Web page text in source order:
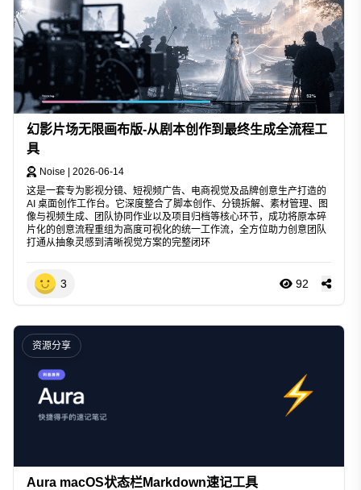
幻影片场无限画布版-从剧本创作到最终生成全流程工
具
Noise
2026-06-14
这是一套专为影视分镜、短视频广告、电商视觉及品牌创意生产打造的
AI 桌面创作工作台。它深度整合了脚本创作、分镜拆解、素材管理、图
像与视频生成、团队协同作业以及项目归档等核心环节，成功将原本碎
片化的创意流程重组为高度可视化的统一工作流，全方位助力创意团队
打通从抽象灵感到清晰视觉方案的完整闭环
3 92
资源分享
Aura macOS状态栏Markdown速记工具